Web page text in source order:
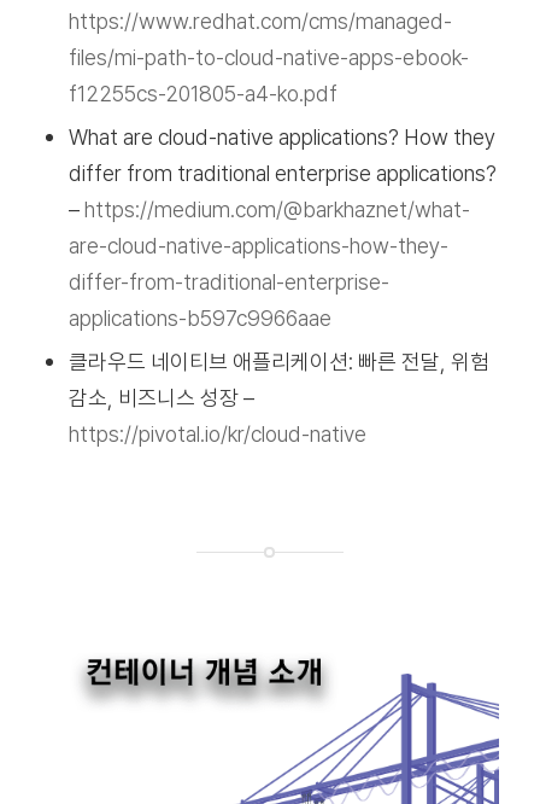
https://www.redhat.com/cms/managed-
files/mi-path-to-cloud-native-apps-ebook-
f12255cs-201805-a4-ko.pdf
What are cloud-native applications? How they
differ from traditional enterprise applications?
–https://medium.com/@barkhaznet/what-
are-cloud-native-applications-how-they-
differ-from-traditional-enterprise-
applications-b597c9966aae
클라우드 네이티브 애플리케이션: 빠른 전달, 위험
감소, 비즈니스 성장 –
https://pivotal.io/kr/cloud-native